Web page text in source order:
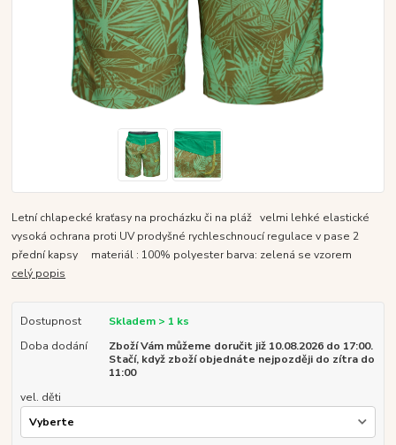
Letní chlapecké kraťasy na procházku či na pláž velmi lehké elastické
vysoká ochrana proti UV prodyšné rychleschnoucí regulace v pase 2
přední kapsy materiál : 100% polyester barva: zelená se vzorem
celý popis
Dostupnost
Skladem > 1 ks
Doba dodání
Zboží Vám můžeme doručit již 10.08.2026 do 17:00.
Stačí, když zboží objednáte nejpozději do zítra do
11:00
vel. děti